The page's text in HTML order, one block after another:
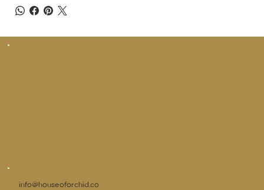
info@houseoforchid.co